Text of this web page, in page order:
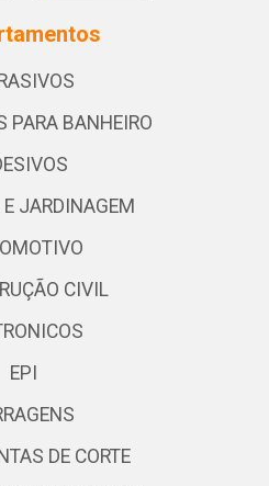
PARA BANHEIRO
JARDINAGEM
CIVIL
EPI
DE CORTE